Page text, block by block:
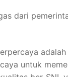
dari
untuk